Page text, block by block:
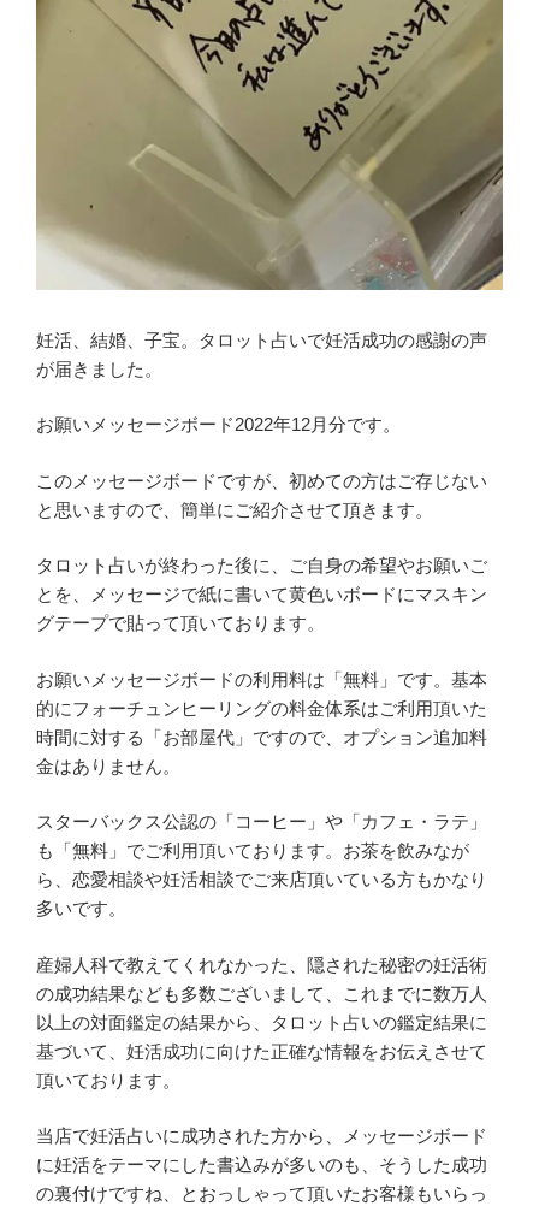
妊活、結婚、子宝。タロット占いで妊活成功の感謝の声
が届きました。
お願いメッセージボード2022年12月分です。
このメッセージボードですが、初めての方はご存じない
と思いますので、簡単にご紹介させて頂きます。
タロット占いが終わった後に、ご自身の希望やお願いご
とを、メッセージで紙に書いて黄色いボードにマスキン
グテープで貼って頂いております。
お願いメッセージボードの利用料は「無料」です。基本
的にフォーチュンヒーリングの料金体系はご利用頂いた
時間に対する「お部屋代」ですので、オプション追加料
金はありません。
スターバックス公認の「コーヒー」や「カフェ・ラテ」
も「無料」でご利用頂いております。お茶を飲みなが
ら、恋愛相談や妊活相談でご来店頂いている方もかなり
多いです。
産婦人科で教えてくれなかった、隠された秘密の妊活術
の成功結果なども多数ございまして、これまでに数万人
以上の対面鑑定の結果から、タロット占いの鑑定結果に
基づいて、妊活成功に向けた正確な情報をお伝えさせて
頂いております。
当店で妊活占いに成功された方から、メッセージボード
に妊活をテーマにした書込みが多いのも、そうした成功
の裏付けですね、とおっしゃって頂いたお客様もいらっ